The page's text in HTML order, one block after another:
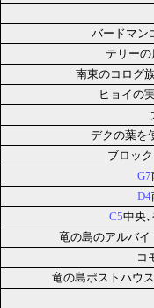
バードマン
テリー
南東のコログ
ヒョイの
デクの葉を
ブロッ
G7
D4
C5中央
竜の島のアルバ
コ
竜の島ポストハウ